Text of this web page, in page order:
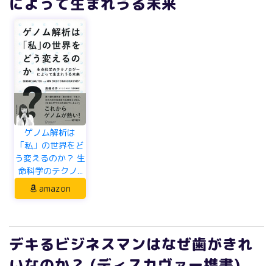
ゲノム解析は
「私」の世界をど
う変えるのか？ 生
命科学のテクノ...
amazon
デキるビジネスマンはなぜ歯がきれ